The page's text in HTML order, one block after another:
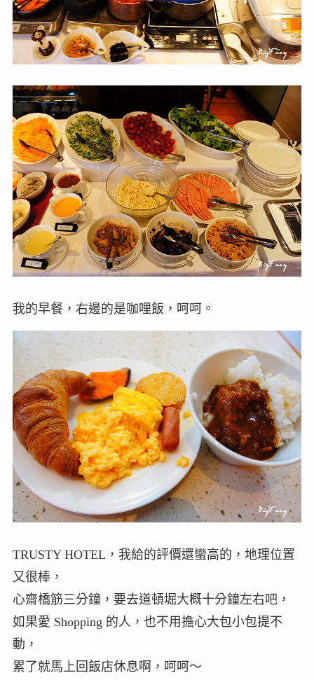
我的早餐，右邊的是咖哩飯，呵呵。
TRUSTY HOTEL，我給的評價還蠻高的，地理位置
又很棒，
心齋橋筋三分鐘，要去道頓堀大概十分鐘左右吧，
如果愛 Shopping 的人，也不用擔心大包小包提不
動，
累了就馬上回飯店休息啊，呵呵～